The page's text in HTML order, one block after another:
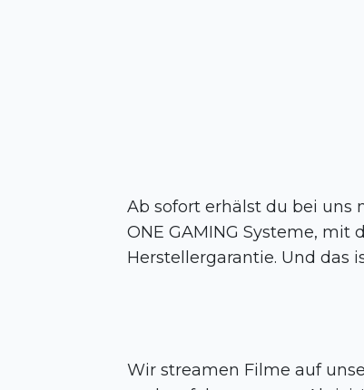
Ab sofort erhälst du bei uns
ONE GAMING Systeme, mit
Herstellergarantie. Und das
Wir streamen Filme auf